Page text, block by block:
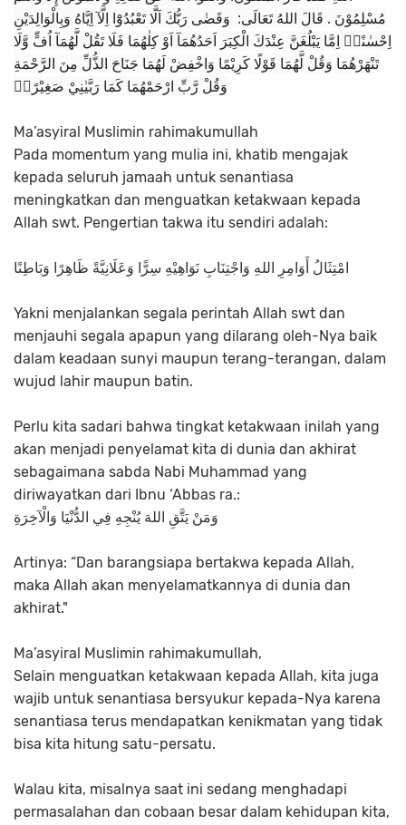
مُسْلِمُوْنَ . قَالَ اللهُ تَعَالَى: وَقَضٰى رَبُّكَ اَلَّا تَعْبُدُوْٓا اِلَّآ اِيَّاهُ وَبِالْوَالِدَيْنِ
اِحْسٰنًاۗ اِمَّا يَبْلُغَنَّ عِنْدَكَ الْكِبَرَ اَحَدُهُمَآ اَوْ كِلٰهُمَا فَلَا تَقُلْ لَّهُمَآ اُفٍّ وَّلَا
تَنْهَرْهُمَا وَقُلْ لَّهُمَا قَوْلًا كَرِيْمًا وَاخْفِضْ لَهُمَا جَنَاحَ الذُّلِّ مِنَ الرَّحْمَةِ
وَقُلْ رَّبِّ ارْحَمْهُمَا كَمَا رَبَّيٰنِيْ صَغِيْرًاۗ
Ma’asyiral Muslimin rahimakumullah
Pada momentum yang mulia ini, khatib mengajak
kepada seluruh jamaah untuk senantiasa
meningkatkan dan menguatkan ketakwaan kepada
Allah swt. Pengertian takwa itu sendiri adalah:
Yakni menjalankan segala perintah Allah swt dan
menjauhi segala apapun yang dilarang oleh-Nya baik
dalam keadaan sunyi maupun terang-terangan, dalam
wujud lahir maupun batin.
Perlu kita sadari bahwa tingkat ketakwaan inilah yang
akan menjadi penyelamat kita di dunia dan akhirat
sebagaimana sabda Nabi Muhammad yang
diriwayatkan dari Ibnu ‘Abbas ra.:
Artinya: “Dan barangsiapa bertakwa kepada Allah,
maka Allah akan menyelamatkannya di dunia dan
akhirat."
Ma’asyiral Muslimin rahimakumullah,
Selain menguatkan ketakwaan kepada Allah, kita juga
wajib untuk senantiasa bersyukur kepada-Nya karena
senantiasa terus mendapatkan kenikmatan yang tidak
bisa kita hitung satu-persatu.
Walau kita, misalnya saat ini sedang menghadapi
permasalahan dan cobaan besar dalam kehidupan kita,